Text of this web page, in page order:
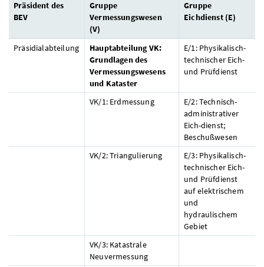
Präsident des
BEV
Gruppe
Vermessungswesen
(V)
Gruppe
Eichdienst (E)
Präsidialabteilung
Hauptabteilung VK:
Grundlagen des
Vermessungswesens
und Kataster
E/1: Physikalisch-
technischer Eich-
und Prüfdienst
VK/1: Erdmessung
E/2: Technisch-
administrativer
Eich-dienst;
Beschußwesen
VK/2: Triangulierung
E/3: Physikalisch-
technischer Eich-
und Prüfdienst
auf elektrischem
und
hydraulischem
Gebiet
VK/3: Katastrale
Neuvermessung